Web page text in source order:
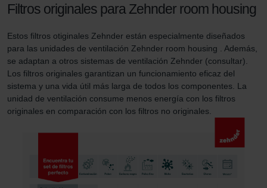
Filtros originales para Zehnder room housing
Estos filtros otiginales Zehnder están especialmente diseñados
para las unidades de ventilación Zehnder room housing . Además,
se adaptan a otros sistemas de ventilación Zehnder (consultar).
Los filtros originales garantizan un funcionamiento eficaz del
sistema y una vida útil más larga de todos los componentes. La
unidad de ventilación consume menos energía con los filtros
originales en comparación con los filtros no originales.